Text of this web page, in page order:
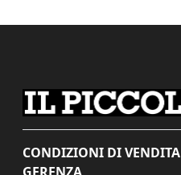
CONDIZIONI DI VENDITA